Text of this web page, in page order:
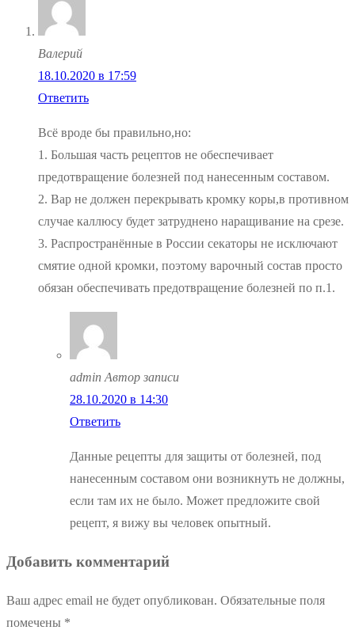
Валерий
18.10.2020 в 17:59
Ответить
Всё вроде бы правильно,но:
1. Большая часть рецептов не обеспечивает
предотвращение болезней под нанесенным составом.
2. Вар не должен перекрывать кромку коры,в противном
случае каллюсу будет затруднено наращивание на срезе.
3. Распространённые в России секаторы не исключают
смятие одной кромки, поэтому варочный состав просто
обязан обеспечивать предотвращение болезней по п.1.
admin Автор записи
28.10.2020 в 14:30
Ответить
Данные рецепты для защиты от болезней, под
нанесенным составом они возникнуть не должны,
если там их не было. Может предложите свой
рецепт, я вижу вы человек опытный.
Добавить комментарий
Ваш адрес email не будет опубликован. Обязательные поля
помечены *